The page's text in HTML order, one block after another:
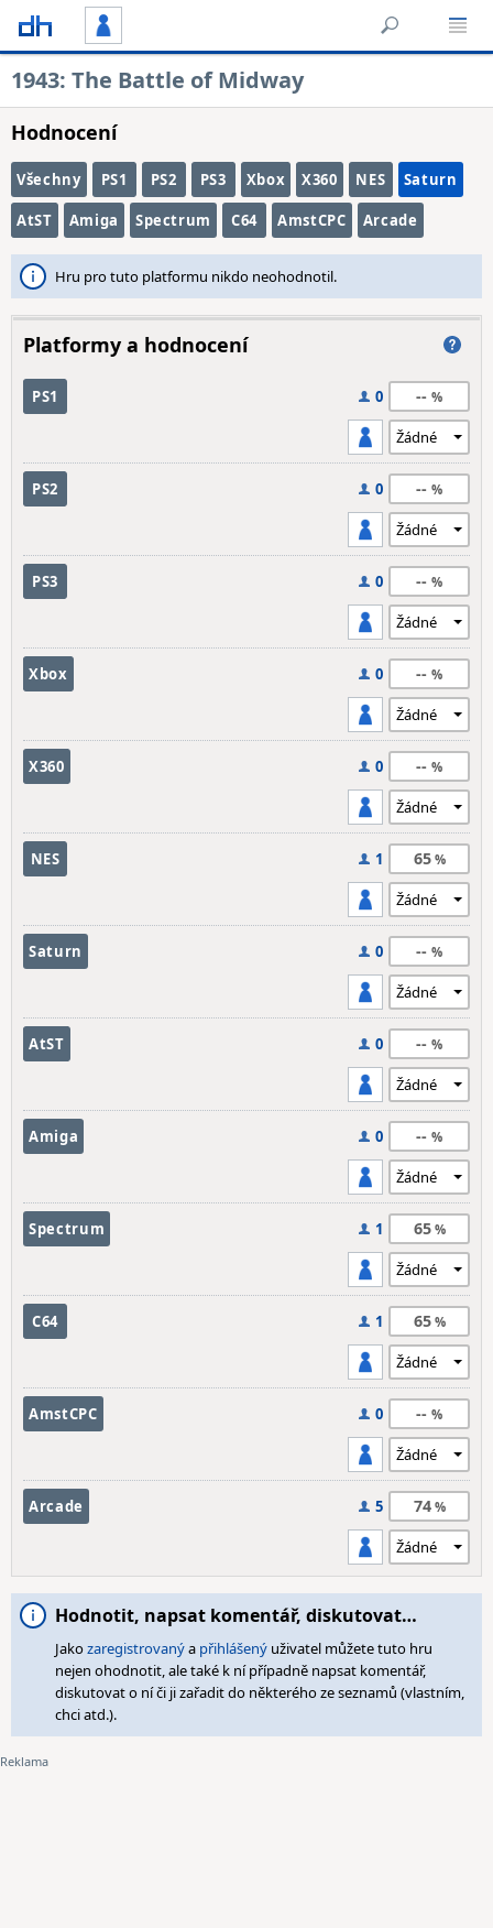
1943: The Battle of Midway
Hodnocení
Všechny PS1 PS2 PS3 Xbox X360 NES Saturn
AtST Amiga Spectrum C64 AmstCPC Arcade
Hru pro tuto platformu nikdo neohodnotil.
Platformy a hodnocení
PS1 0 --
PS2 0 --
PS3 0 --
Xbox 0 --
X360 0 --
NES 1 65
Saturn 0 --
AtST 0 --
Amiga 0 --
Spectrum 1 65
C64 1 65
AmstCPC 0 --
Arcade 5 74
Hodnotit, napsat komentář, diskutovat…
Jakozaregistrovanýa přihlášený uživatel můžete tuto hru
nejen ohodnotit, ale také k ní případně napsat komentář,
diskutovat o ní či ji zařadit do některého ze seznamů (vlastním,
chci atd.).